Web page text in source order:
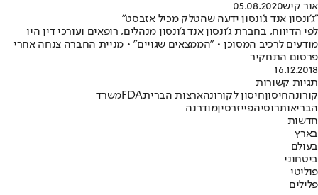
אור קיש05.08.2020
"ג'ונסון אנד ג'ונסון ידעה שהטלק מכיל אזבסט"
לפי הדיווח, בחברת ג'ונסון אנד ג'ונסון מנהלים, רופאים ועורכי דין היו
מודעים לרכיב המסוכן • "הממצאים שגויים" • מניית החברה צנחה אחרי
פרסום התחקיר
16.12.2018
תגיות קשורות
קורונהחיסוןחיסון לקורונהארצות הבריתFDAמשרד
הבריאותרוסיהפייזרסיןמודרנה
חדשות
בארץ
בעולם
ביטחוני
פוליטי
פלילים